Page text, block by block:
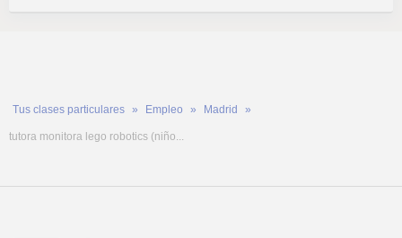
Tus clases particulares Empleo Madrid
tutora monitora lego robotics (niño...